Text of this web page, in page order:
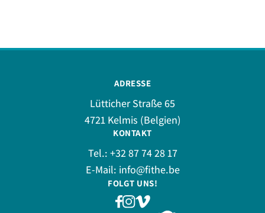
ADRESSE
Lütticher Straße 65
4721 Kelmis (Belgien)
KONTAKT
Tel.: +32 87 74 28 17
E-Mail: info@fithe.be
FOLGT UNS!